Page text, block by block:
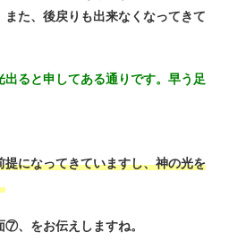
また、後戻りも出来なくなってきて
ると申してある通りです。早う足
提になってきていますし、神の光を
、をお伝えしますね。